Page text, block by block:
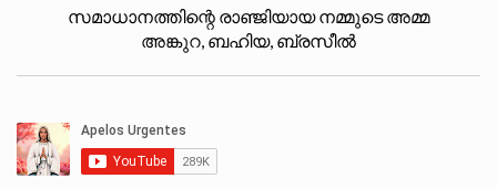
സമാധാനത്തിന്റെ രാഞ്ജിയായ നമ്മുടെ അമ്മ
അങ്കുറ, ബഹിയ, ബ്രസീൽ